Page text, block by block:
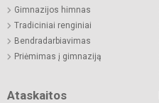
Gimnazijos himnas
Tradiciniai renginiai
Bendradarbiavimas
Priėmimas į gimnaziją
Ataskaitos